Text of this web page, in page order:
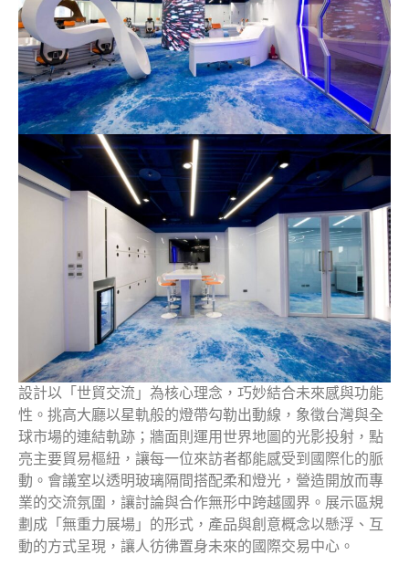
設計以「世貿交流」為核心理念，巧妙結合未來感與功能
性。挑高大廳以星軌般的燈帶勾勒出動線，象徵台灣與全
球市場的連結軌跡；牆面則運用世界地圖的光影投射，點
亮主要貿易樞紐，讓每一位來訪者都能感受到國際化的脈
動。會議室以透明玻璃隔間搭配柔和燈光，營造開放而專
業的交流氛圍，讓討論與合作無形中跨越國界。展示區規
劃成「無重力展場」的形式，產品與創意概念以懸浮、互
動的方式呈現，讓人彷彿置身未來的國際交易中心。